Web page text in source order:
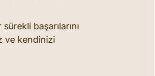
başarılarını
ve kendinizi